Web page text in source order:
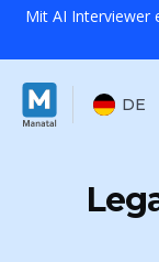
Mit AI Interviewer
DE